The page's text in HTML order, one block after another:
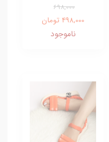
698,000
498,000 تومان
ناموجود